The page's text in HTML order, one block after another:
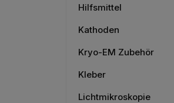
Hilfsmittel
Kathoden
Kryo-EM Zubehör
Kleber
Lichtmikroskopie